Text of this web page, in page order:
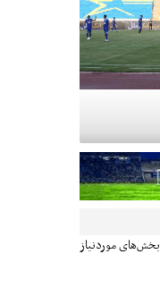
بخش‌های موردنیاز